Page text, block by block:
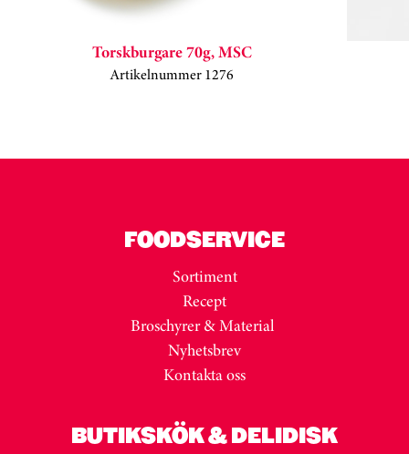
Torskburgare 70g, MSC
Artikelnummer 1276
FOODSERVICE
Sortiment
Recept
Broschyrer & Material
Nyhetsbrev
Kontakta oss
BUTIKSKÖK & DELIDISK